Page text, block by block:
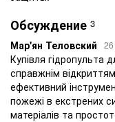
Обсуждение 3
Мар'ян Теловский 26
Купівля гідропульта
справжнім
ефективний
пожежі в екстрених
матеріалів та